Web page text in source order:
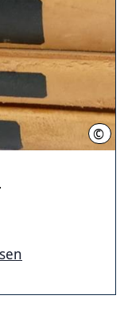
©